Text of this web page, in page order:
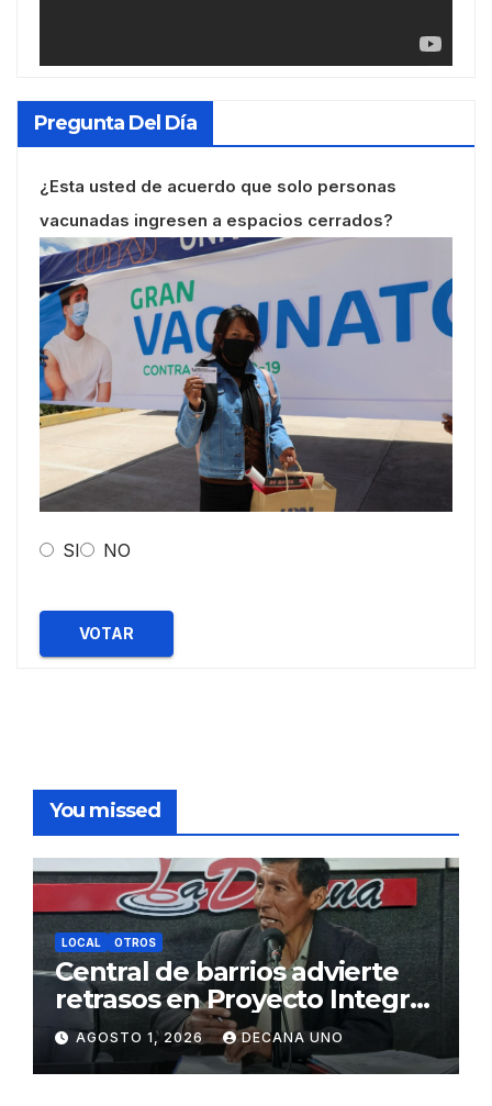
Pregunta Del Día
¿Esta usted de acuerdo que solo personas
vacunadas ingresen a espacios cerrados?
SI NO
VOTAR
You missed
LOCAL OTROS
Central de barrios advierte
retrasos en Proyecto Integral
de Agua y Alcantarillado para
Juliaca
AGOSTO 1, 2026 DECANA UNO